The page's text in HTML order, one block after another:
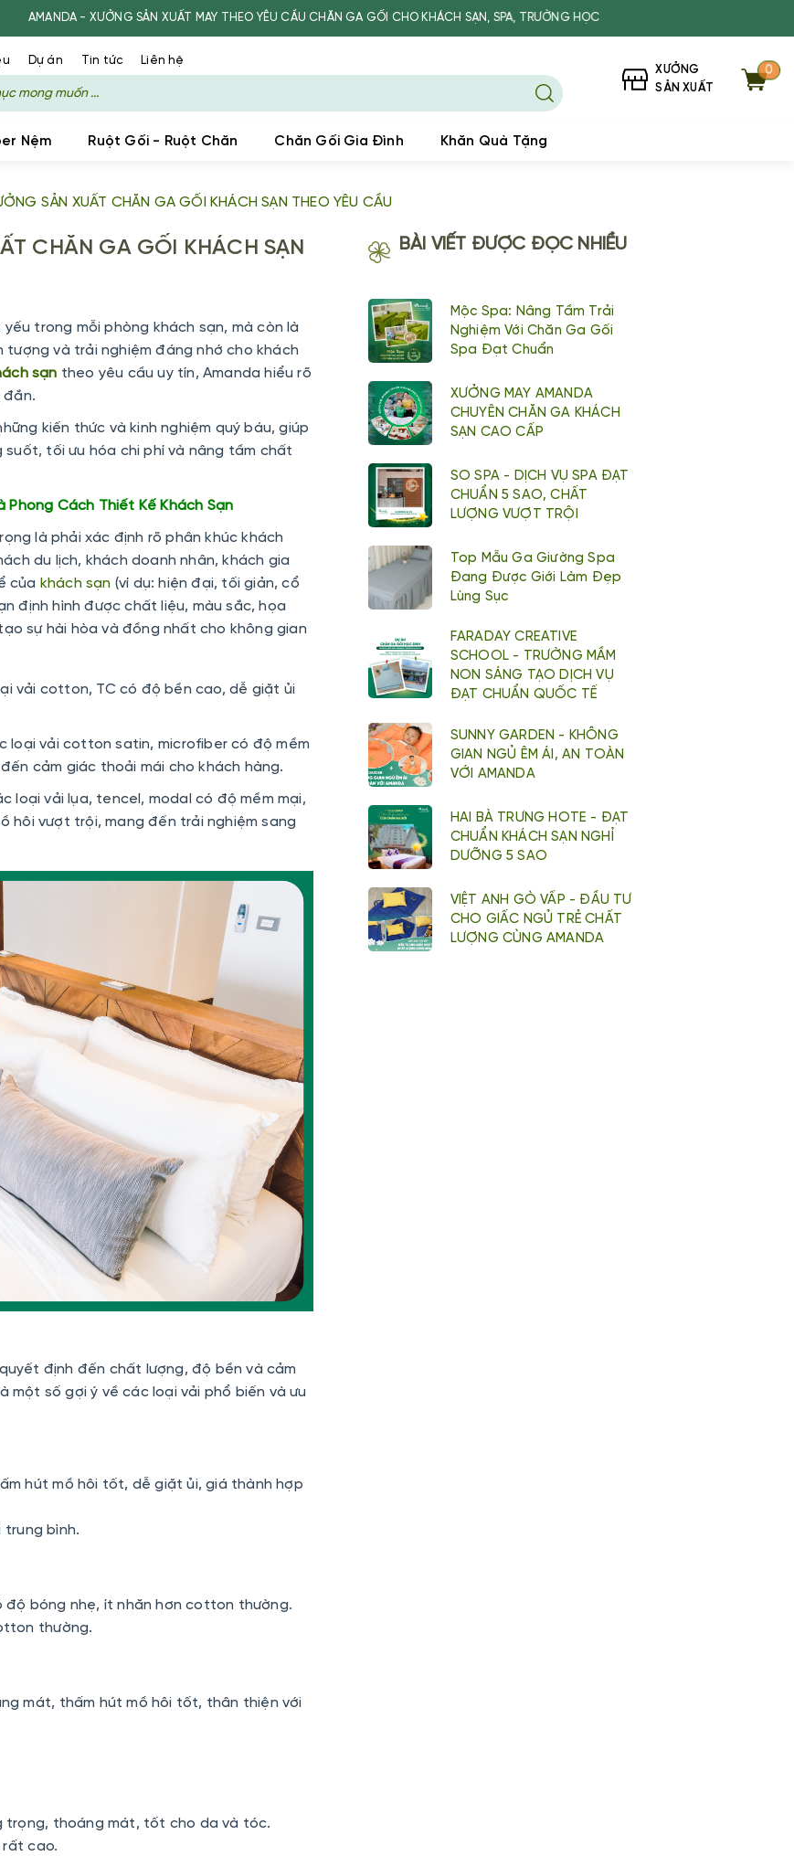
SẢN XUẤT MAY THEO YÊU CẦU CHĂN GA GỐI CHO KHÁCH SẠN, SPA, TRƯỜNG HỌC
Dự án Tin tức Liên hệ
XƯỞNG
SẢN XUẤT
0
Nệm Ruột Gối - Ruột Chăn Chăn Gối Gia Đình Khăn Quà Tặng
SẢN XUẤT CHĂN GA GỐI KHÁCH SẠN THEO YÊU CẦU
CHĂN GA GỐI KHÁCH SẠN
trong mỗi phòng khách sạn, mà còn là
và trải nghiệm đáng nhớ cho khách
sạn theo yêu cầu uy tín, Amanda hiểu rõ
đắn.
kiến thức và kinh nghiệm quý báu, giúp
tối ưu hóa chi phí và nâng tầm chất
Phong Cách Thiết Kế Khách Sạn
là phải xác định rõ phân khúc khách
du lịch, khách doanh nhân, khách gia
của khách sạn (ví dụ: hiện đại, tối giản, cổ
định hình được chất liệu, màu sắc, họa
sự hài hòa và đồng nhất cho không gian
vải cotton, TC có độ bền cao, dễ giặt ủi
loại vải cotton satin, microfiber có độ mềm
cảm giác thoải mái cho khách hàng.
loại vải lụa, tencel, modal có độ mềm mại,
hôi vượt trội, mang đến trải nghiệm sang
định đến chất lượng, độ bền và cảm
một số gợi ý về các loại vải phổ biến và ưu
hút mồ hôi tốt, dễ giặt ủi, giá thành hợp
trung bình.
độ bóng nhẹ, ít nhăn hơn cotton thường.
thường.
mát, thấm hút mồ hôi tốt, thân thiện với
trọng, thoáng mát, tốt cho da và tóc.
rất cao.
BÀI VIẾT ĐƯỢC ĐỌC NHIỀU
Mộc Spa: Nâng Tầm Trải
Nghiệm Với Chăn Ga Gối
Spa Đạt Chuẩn
XƯỞNG MAY AMANDA
CHUYÊN CHĂN GA KHÁCH
SẠN CAO CẤP
SO SPA - DỊCH VỤ SPA ĐẠT
CHUẨN 5 SAO, CHẤT
LƯỢNG VƯỢT TRỘI
Top Mẫu Ga Giường Spa
Đang Được Giới Làm Đẹp
Lùng Sục
FARADAY CREATIVE
SCHOOL - TRƯỜNG MẦM
NON SÁNG TẠO DỊCH VỤ
ĐẠT CHUẨN QUỐC TẾ
SUNNY GARDEN - KHÔNG
GIAN NGỦ ÊM ÁI, AN TOÀN
VỚI AMANDA
HAI BÀ TRƯNG HOTE - ĐẠT
CHUẨN KHÁCH SẠN NGHỈ
DƯỠNG 5 SAO
VIỆT ANH GÒ VẤP - ĐẦU TƯ
CHO GIẤC NGỦ TRẺ CHẤT
LƯỢNG CÙNG AMANDA